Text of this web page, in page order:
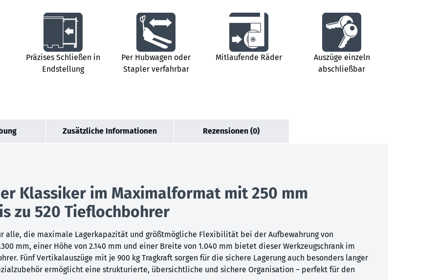
Präzises Schließen in
Endstellung
Per Hubwagen oder
Stapler verfahrbar
Mitlaufende Räder
Auszüge einzeln
abschließbar
Zusätzliche Informationen Rezensionen (0)
Klassiker im Maximalformat mit 250 mm
zu 520 Tieflochbohrer
alle, die maximale Lagerkapazität und größtmögliche Flexibilität bei der Aufbewahrung von
mm, einer Höhe von 2.140 mm und einer Breite von 1.040 mm bietet dieser Werkzeugschrank im
Fünf Vertikalauszüge mit je 900 kg Tragkraft sorgen für die sichere Lagerung auch besonders langer
ermöglicht eine strukturierte, übersichtliche und sichere Organisation – perfekt für den